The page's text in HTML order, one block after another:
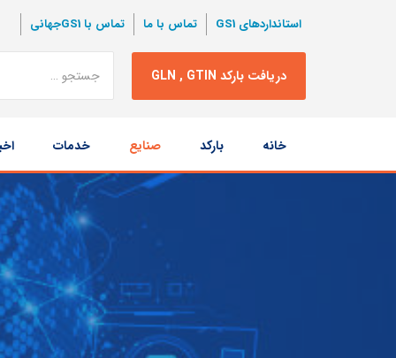
استانداردهای GS1 تماس با ما تماس با GS1جهانی
دریافت بارکد GLN , GTIN
نتبجه
جستجو
محتوا
خانه بارکد صنایع خدمات